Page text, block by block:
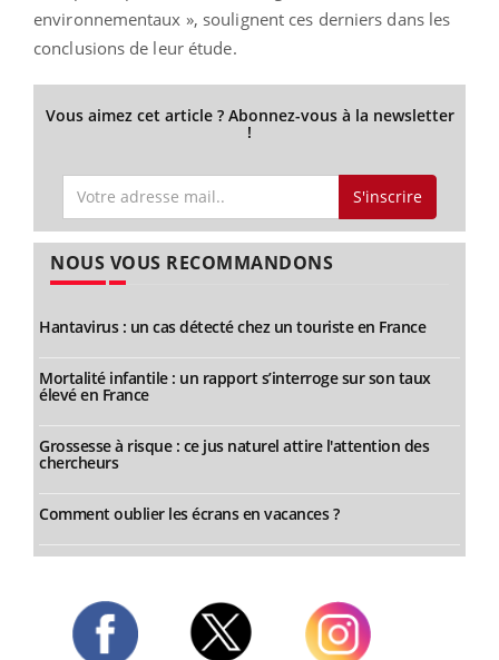
environnementaux », soulignent ces derniers dans les
conclusions de leur étude.
Vous aimez cet article ? Abonnez-vous à la newsletter
!
S'inscrire
NOUS VOUS RECOMMANDONS
Hantavirus : un cas détecté chez un touriste en France
Mortalité infantile : un rapport s’interroge sur son taux
élevé en France
Grossesse à risque : ce jus naturel attire l'attention des
chercheurs
Comment oublier les écrans en vacances ?